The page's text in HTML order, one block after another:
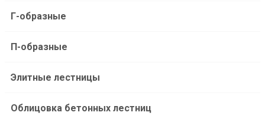
Г-образные
П-образные
Элитные лестницы
Облицовка бетонных лестниц